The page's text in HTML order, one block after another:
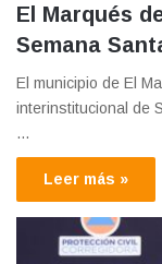
El Marqués
Semana
El municipio de El
interinstitucional de
…
Leer más »